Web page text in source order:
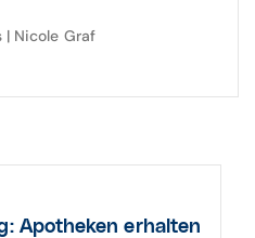
Nicole Graf
Apotheken erhalten